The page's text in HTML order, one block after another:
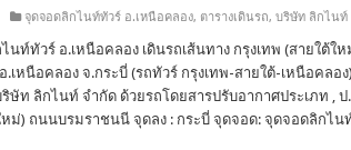
จุดจอดลิกไนท์ทัวร์ อ.เหนือคลอง, ตารางเดินรถ, บริษัท ลิกไนท์
นท์ทัวร์ อ.เหนือคลอง เดินรถเส้นทาง กรุงเทพ (สายใต้ใ
เหนือคลอง จ.กระบี่ (รถทัวร์ กรุงเทพ-สายใต้-เหนือคลอ
ษัท ลิกไนท์ จำกัด ด้วยรถโดยสารปรับอากาศประเภท , ป
หม่) ถนนบรมราชนนี จุดลง : กระบี่ จุดจอด: จุดจอดลิกไน